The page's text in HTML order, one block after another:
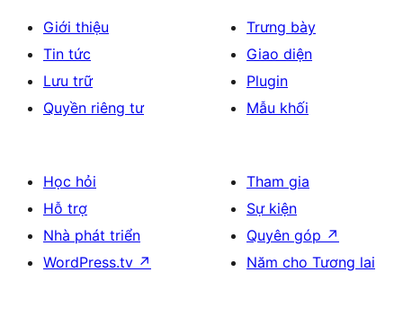
Giới thiệu
Tin tức
Lưu trữ
Quyền riêng tư
Trưng bày
Giao diện
Plugin
Mẫu khối
Học hỏi
Hỗ trợ
Nhà phát triển
WordPress.tv ↗
Tham gia
Sự kiện
Quyên góp ↗
Năm cho Tương lai